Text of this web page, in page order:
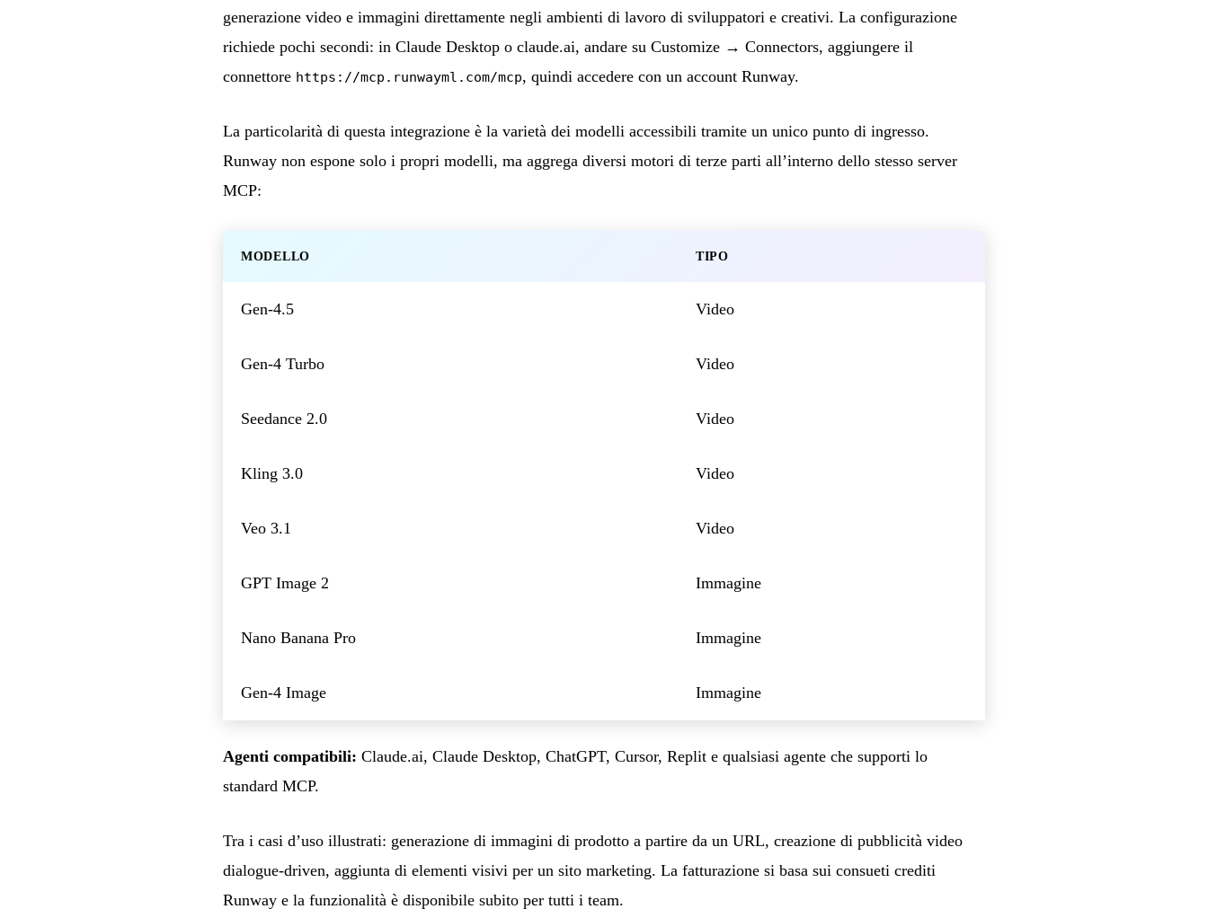
generazione video e immagini direttamente negli ambienti di lavoro di sviluppatori e creativi. La configurazione
richiede pochi secondi: in Claude Desktop o claude.ai, andare su Customize → Connectors, aggiungere il
connettore https://mcp.runwayml.com/mcp, quindi accedere con un account Runway.
La particolarità di questa integrazione è la varietà dei modelli accessibili tramite un unico punto di ingresso.
Runway non espone solo i propri modelli, ma aggrega diversi motori di terze parti all’interno dello stesso server
MCP:
MODELLO TIPO
Gen-4.5 Video
Gen-4 Turbo Video
Seedance 2.0 Video
Kling 3.0 Video
Veo 3.1 Video
GPT Image 2 Immagine
Nano Banana Pro Immagine
Gen-4 Image Immagine
Agenti compatibili: Claude.ai, Claude Desktop, ChatGPT, Cursor, Replit e qualsiasi agente che supporti lo
standard MCP.
Tra i casi d’uso illustrati: generazione di immagini di prodotto a partire da un URL, creazione di pubblicità video
dialogue-driven, aggiunta di elementi visivi per un sito marketing. La fatturazione si basa sui consueti crediti
Runway e la funzionalità è disponibile subito per tutti i team.